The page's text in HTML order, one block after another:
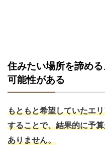
住みたい場所を諦め
可能性がある
もともと希望していたエ
することで、結果的に予
ありません。